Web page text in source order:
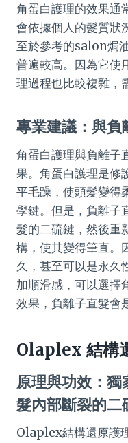
角蛋白護理的效果通
會依據個人的髮質狀
至於參考的salon焗
普遍較高。因為它使
理過程也比較複雜，
專業建議：與負
角蛋白護理與負離子
果。角蛋白護理是修
平毛躁，使頭髮變得
學鍵。但是，負離子
髮的二硫鍵，然後重
構，使其變得筆直。
久，甚至可以是永久
加順滑感，可以選擇
效果，負離子直髮會
Olaplex 結構
原理與功效：
髮內部斷裂的二
Olaplex結構還原護